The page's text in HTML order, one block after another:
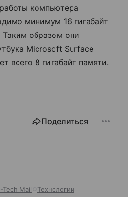
компьютера
минимум 16 гигабайт
Таким образом они
Microsoft Surface
всего 8 гигабайт памяти.
Поделиться
Tech Mail Технологии